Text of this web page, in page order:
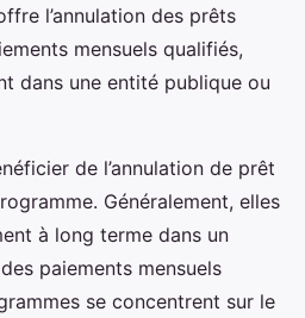
l’annulation des prêts
mensuels qualifiés,
dans une entité publique ou
de l’annulation de prêt
Généralement, elles
à long terme dans un
paiements mensuels
se concentrent sur le